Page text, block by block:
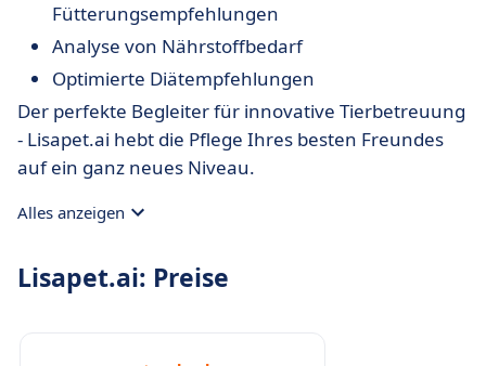
Fütterungsempfehlungen
Analyse von Nährstoffbedarf
Optimierte Diätempfehlungen
Der perfekte Begleiter für innovative Tierbetreuung
- Lisapet.ai hebt die Pflege Ihres besten Freundes
auf ein ganz neues Niveau.
Alles anzeigen
Lisapet.ai: Preise